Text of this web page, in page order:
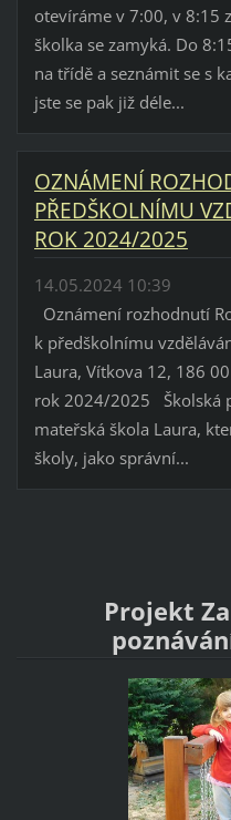
otevíráme v 7:00, v 8:15
školka se zamyká. Do
na třídě a seznámit se s
jste se pak již déle...
OZNÁMENÍ
PŘEDŠKOLNÍMU
ROK 2024/2025
14.05.2024 10:39
Oznámení rozhodnutí
k předškolnímu
Laura, Vítkova 12, 186
rok 2024/2025 Školská
mateřská škola Laura,
školy, jako správní...
Projekt